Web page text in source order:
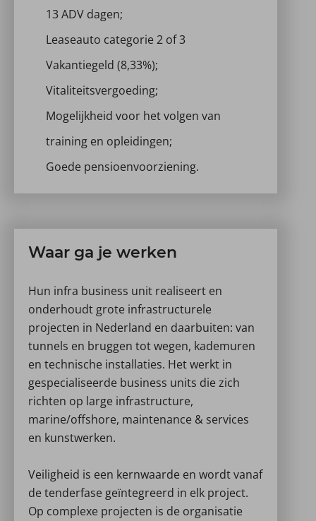
13 ADV dagen;
Leaseauto categorie 2 of 3
Vakantiegeld (8,33%);
Vitaliteitsvergoeding;
Mogelijkheid voor het volgen van
training en opleidingen;
Goede pensioenvoorziening.
Waar ga je werken
Hun infra business unit realiseert en
onderhoudt grote infrastructurele
projecten in Nederland en daarbuiten: van
tunnels en bruggen tot wegen, kademuren
en technische installaties. Het werkt in
gespecialiseerde business units die zich
richten op large infrastructure,
marine/offshore, maintenance & services
en kunstwerken.
Veiligheid is een kernwaarde en wordt vanaf
de tenderfase geïntegreerd in elk project.
Op complexe projecten is de organisatie